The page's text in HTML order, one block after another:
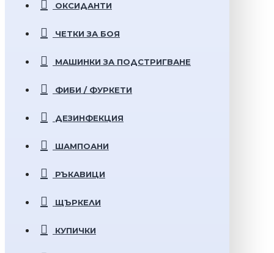
ОКСИДАНТИ
ЧЕТКИ ЗА БОЯ
МАШИНКИ ЗА ПОДСТРИГВАНЕ
ФИБИ / ФУРКЕТИ
ДЕЗИНФЕКЦИЯ
ШАМПОАНИ
РЪКАВИЦИ
ЩЪРКЕЛИ
КУПИЧКИ